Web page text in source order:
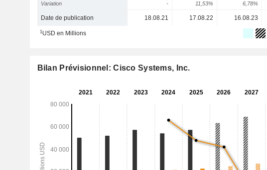
Variation - 11,53% 6,78%
Date de publication 18.08.21 17.08.22 16.08.23
1USD en Millions
Bilan Prévisionnel: Cisco Systems, Inc.